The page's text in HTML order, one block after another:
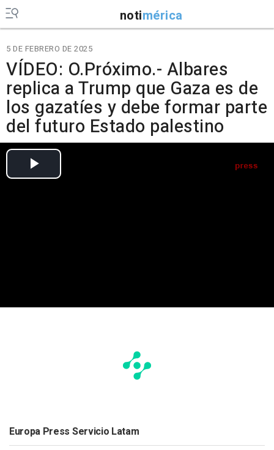
notimérica
5 DE FEBRERO DE 2025
VÍDEO: O.Próximo.- Albares
replica a Trump que Gaza es de
los gazatíes y debe formar parte
del futuro Estado palestino
Europa Press Servicio Latam